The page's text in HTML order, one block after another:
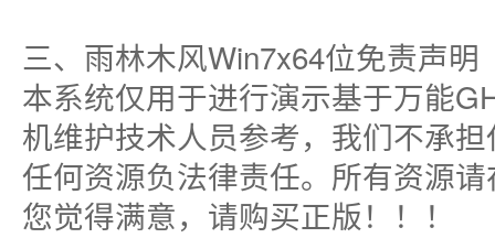
三、雨林木风Win7x64位免责声明
本系统仅用于进行演示基于万能
机维护技术人员参考，我们不承
任何资源负法律责任。所有资源
您觉得满意，请购买正版！！！